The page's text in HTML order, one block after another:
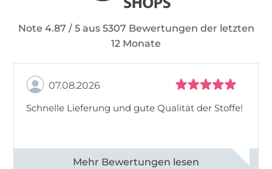
Note 4.87 / 5 aus 5307 Bewertungen der letzten
12 Monate
07.08.2026
Schnelle Lieferung und gute Qualität der Stoffe!
Alle 82968 Bewertungen ansehen